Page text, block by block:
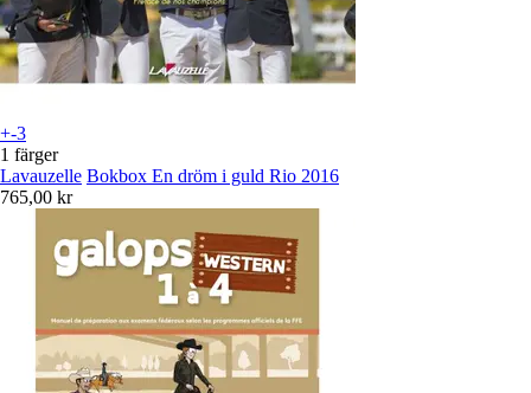
+-3
1 färger
Lavauzelle Bokbox En dröm i guld Rio 2016
765,00 kr